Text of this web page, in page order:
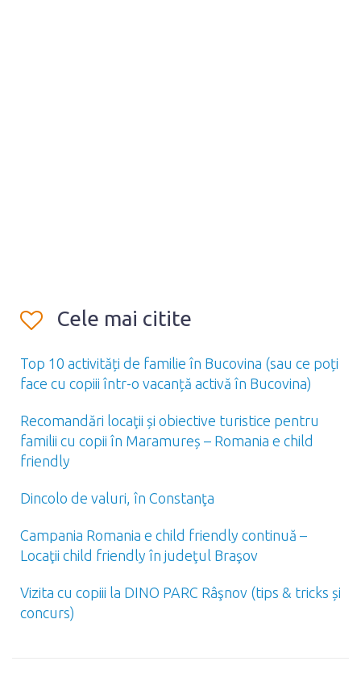
Cele mai citite
Top 10 activități de familie în Bucovina (sau ce poți
face cu copiii într-o vacanță activă în Bucovina)
Recomandări locaţii și obiective turistice pentru
familii cu copii în Maramureș – Romania e child
friendly
Dincolo de valuri, în Constanţa
Campania Romania e child friendly continuă –
Locaţii child friendly în judeţul Braşov
Vizita cu copiii la DINO PARC Râşnov (tips & tricks și
concurs)